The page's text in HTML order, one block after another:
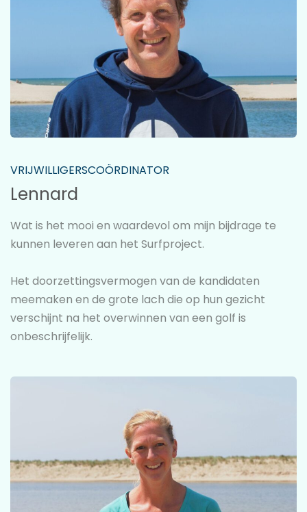
Lennard
VRIJWILLIGERSCOÖRDINATOR
Wat is het mooi en waardevol om mijn bijdrage te
kunnen leveren aan het Surfproject.
Het doorzettingsvermogen van de kandidaten
meemaken en de grote lach die op hun gezicht
verschijnt na het overwinnen van een golf is
onbeschrijfelijk.